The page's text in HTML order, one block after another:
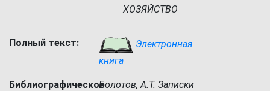
ХОЗЯЙСТВО
Полный текст:
Электронная
книга
БиблиографическоеБолотов, А.Т. Записки